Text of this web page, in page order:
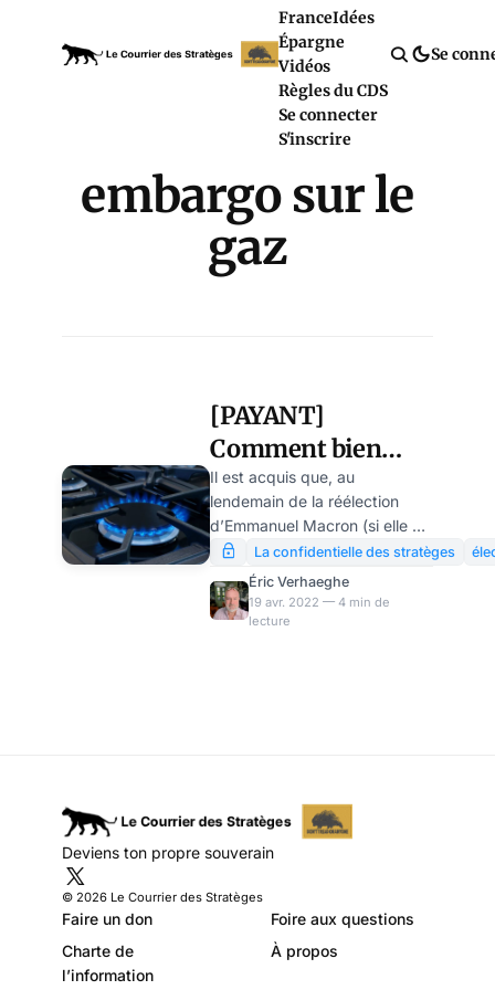
FranceIdées
Épargne
Vidéos
Règles du CDS
Se connecter
S'inscrire
Se
embargo sur le
gaz
[PAYANT]
Comment bien
anticiper
l’explosion des
tarifs de
l’électricité après la
réélection de
Il est acquis que, au
lendemain de la réélection
d’Emmanuel Macron (si elle a
lieu), l’Union Européenne
décidera d’un embargo sur le
gaz russe (et sans doute le
pétrole) qui provoqueront une
soutiendra, avec l’impôt des
classes moyennes, la
consommation des plus
modestes. En revanche, la
pression fisc
La confidentielle des stratèges
Éric Verhaeghe
19 avr. 2022 — 4 min de
lecture
Deviens ton propre souverain
© 2026 Le Courrier des Stratèges
Faire un don
Foire aux questions
Charte de
l’information
À propos